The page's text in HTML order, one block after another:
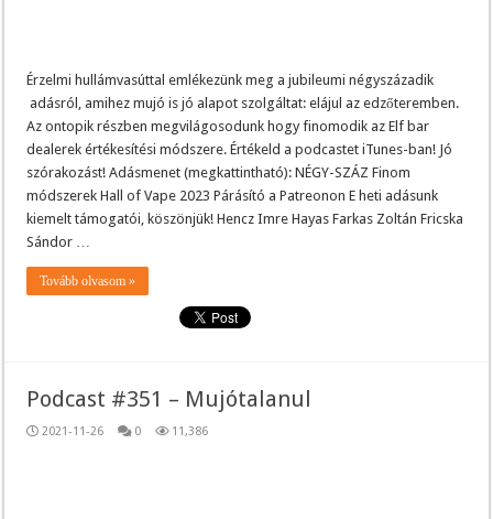
Érzelmi hullámvasúttal emlékezünk meg a jubileumi négyszázadik
adásról, amihez mujó is jó alapot szolgáltat: elájul az edzőteremben.
Az ontopik részben megvilágosodunk hogy finomodik az Elf bar
dealerek értékesítési módszere. Értékeld a podcastet iTunes-ban! Jó
szórakozást! Adásmenet (megkattintható): NÉGY-SZÁZ Finom
módszerek Hall of Vape 2023 Párásító a Patreonon E heti adásunk
kiemelt támogatói, köszönjük! Hencz Imre Hayas Farkas Zoltán Fricska
Sándor …
Tovább olvasom »
Podcast #351 – Mujótalanul
2021-11-26 0 11,386